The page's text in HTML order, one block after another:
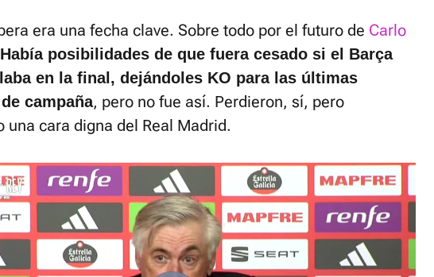
era una fecha clave. Sobre todo por el futuro de Carlo
Había posibilidades de que fuera cesado si el Barça
en la final, dejándoles KO para las últimas
campaña, pero no fue así. Perdieron, sí, pero
una cara digna del Real Madrid.